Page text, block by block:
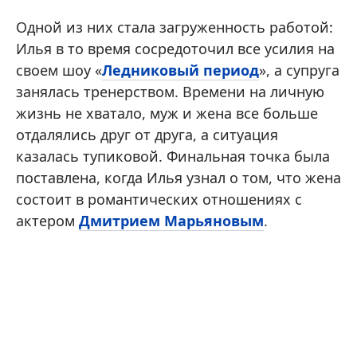
Одной из них стала загруженность работой:
Илья в то время сосредоточил все усилия на
своем шоу «Ледниковый период», а супруга
занялась тренерством. Времени на личную
жизнь не хватало, муж и жена все больше
отдалялись друг от друга, а ситуация
казалась тупиковой. Финальная точка была
поставлена, когда Илья узнал о том, что жена
состоит в романтических отношениях с
актером Дмитрием Марьяновым.